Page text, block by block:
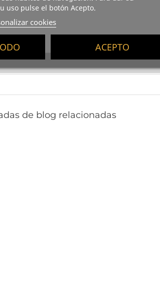
uso pulse el botón Acepto.
cookies
ACEPTO
de blog relacionadas